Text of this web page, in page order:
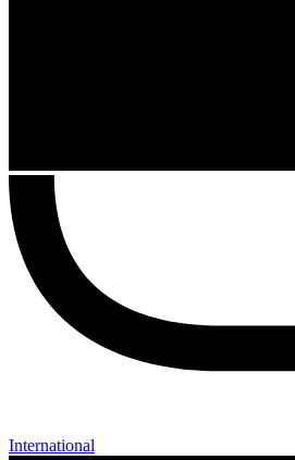
International